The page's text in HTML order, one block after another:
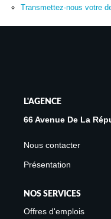
Transmettez-nous votre
L'AGENCE
66 Avenue De La
Nous contacter
Présentation
NOS SERVICES
Offres d'emplois